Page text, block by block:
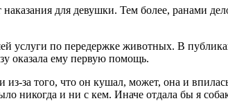
для девушки. Тем более, ранами
услуги по передержке животных. В
оказала ему первую помощь.
за того, что он кушал, может, она и
никогда и ни с кем. Иначе отдала бы я